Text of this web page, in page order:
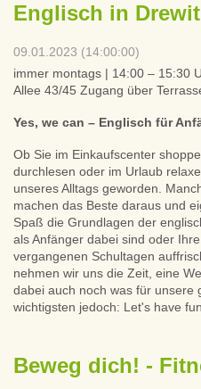
Englisch in
09.01.2023 (14:00:00)
immer montags | 14:00 – 15:30
Allee 43/45 Zugang über
Yes, we can – Englisch für
Ob Sie im Einkaufscenter
durchlesen oder im Urlaub
unseres Alltags geworden.
machen das Beste daraus und
Spaß die Grundlagen der
als Anfänger dabei sind oder
vergangenen Schultagen
nehmen wir uns die Zeit, eine
dabei auch noch was für unsere
wichtigsten jedoch: Let's have fun.
Beweg dich! -